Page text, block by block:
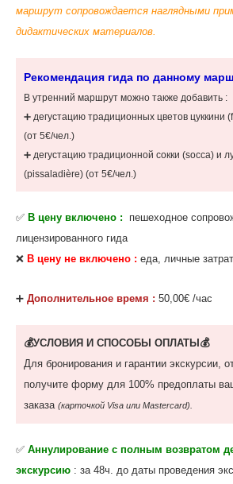
маршрут сопровождается наглядными
дидактических материалов.
Рекомендация гида по данному
‌В утренний маршрут можно также добавить : ‌
➕ дегустацию традиционных цветов цуккини
(от 5€/чел.)
➕ дегустацию традиционной сокки (socca) и
(pissaladière) (от 5€/чел.)
✅ В цену включено :
пешеходное
лицензированного гида
❌ В цену не включено : еда, личные
‌➕ Дополнительное время : 50,00€ /час
💰УСЛОВИЯ И СПОСОБЫ ОПЛАТЫ💰
Для бронирования и гарантии экскурсии,
получите форму для 100% предоплаты
заказа (карточкой Visa или Mastercard).
✅ Аннулирование с полным возвратом
экскурсию : за 48ч. до даты проведения